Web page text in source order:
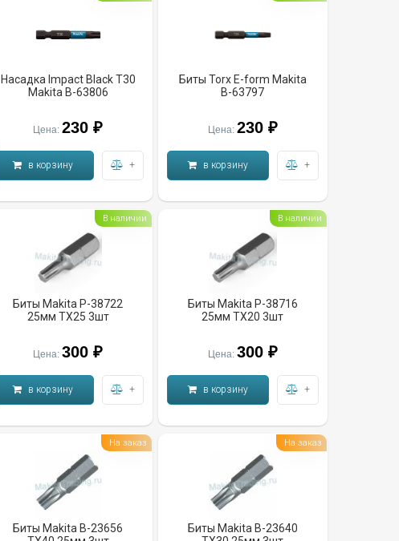
Насадка Impact Black T30
Makita B-63806
Цена:230 ₽
в корзину +
Биты Torx E-form Makita
B-63797
Цена: 230 ₽
в корзину +
Биты Makita P-38722
25мм TX25 3шт
Цена:300 ₽
в корзину +
В наличии
Биты Makita P-38716
25мм TX20 3шт
Цена: 300 ₽
в корзину +
В наличии
Биты Makita B-23656
На заказ
Биты Makita B-23640
На заказ